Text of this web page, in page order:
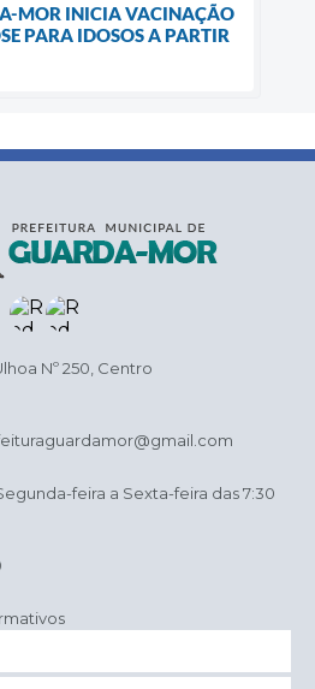
MOR INICIA VACINAÇÃO
PARA IDOSOS A PARTIR
Nº 250, Centro
feira a Sexta-feira das 7:30